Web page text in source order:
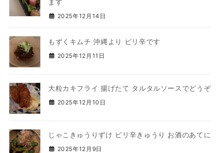
ます
2025年12月14日
もずくキムチ 沖縄より ピリ辛です
2025年12月11日
大粒カキフライ 揚げたて タルタルソースでどうぞ
2025年12月10日
じゃこきゅうりずけ ピリ辛きゅうり お酒のあてに
2025年12月9日